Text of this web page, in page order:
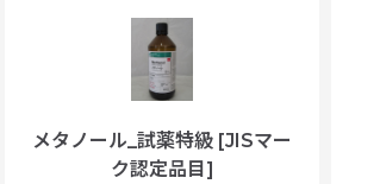
メタノール_試薬特級 [JISマー
ク認定品目]